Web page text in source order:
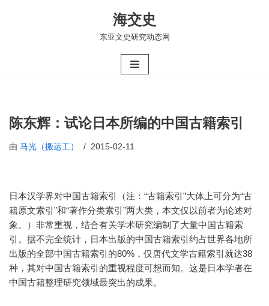
海交史
东亚文史研究动态网
陈东辉：试论日本所编的中国古籍索引
由 马光（搬运工） 2015-02-11
日本汉学界对中国古籍索引（注：“古籍索引”大体上可分为“古
籍原文索引”和“著作分类索引”两大类，本文仅以前者为论述对
象。）非常重视，结合有关学术研究编制了大量中国古籍索
引。据不完全统计，日本出版的中国古籍索引约占世界各地所
出版的全部中国古籍索引的80%，仅唐代文学古籍索引就达38
种，其对中国古籍索引的重视程度可想而知。这是日本学者在
中国古籍整理研究领域最突出的成果。